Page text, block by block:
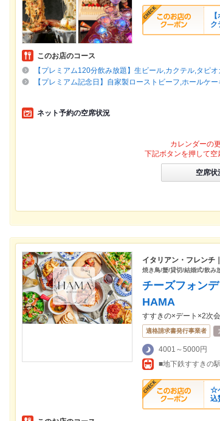
ク
このお店のコース
【プレミアム120分飲み放題】生ビール,カクテル,タ
【プレミアム記念日】自家製ローストビーフ,ホールケ
ネット予約の空席状況
カレンダーの
下記ボタンを押して空
空席状
イタリアン・フレンチ
焼き鳥/蟹/貸切/結婚式/飲み
チーズフォン
HAMA
すすきの×デート×2次
適格請求書発行事業者
4001～5000円
■地下鉄すすきの
☆
込